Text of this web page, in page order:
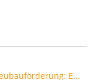
KfW-Neubauförderung: Eine Milliarde Euro stehen zur Verfügung